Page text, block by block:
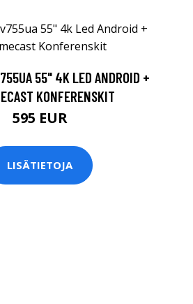
55" 4K LED ANDROID +
KONFERENSKIT
595 EUR
LISÄTIETOJA